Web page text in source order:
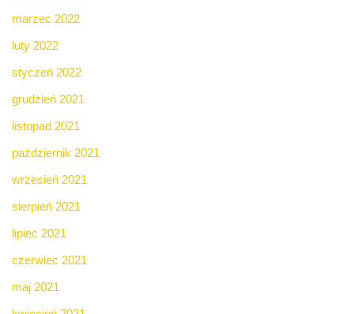
marzec 2022
luty 2022
styczeń 2022
grudzień 2021
listopad 2021
październik 2021
wrzesień 2021
sierpień 2021
lipiec 2021
czerwiec 2021
maj 2021